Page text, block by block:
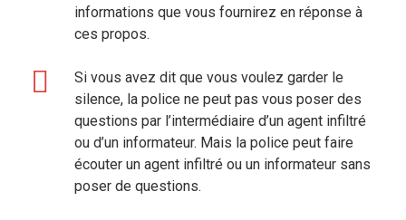
informations que vous fournirez en réponse à
ces propos.
Si vous avez dit que vous voulez garder le
silence, la police ne peut pas vous poser des
questions par l’intermédiaire d’un agent infiltré
ou d’un informateur. Mais la police peut faire
écouter un agent infiltré ou un informateur sans
poser de questions.